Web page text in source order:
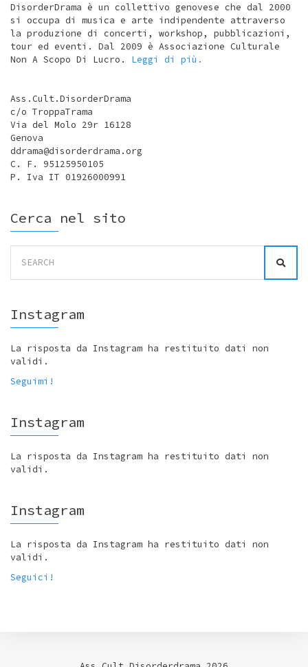
DisorderDrama è un collettivo genovese che dal 2000
si occupa di musica e arte indipendente attraverso
la produzione di concerti, workshop, pubblicazioni,
tour ed eventi. Dal 2009 è Associazione Culturale
Non A Scopo Di Lucro. Leggi di più.
Ass.Cult.DisorderDrama
c/o TroppaTrama
Via del Molo 29r 16128
Genova
ddrama@disorderdrama.org
C. F. 95125950105
P. Iva IT 01926000991
Cerca nel sito
for:
Instagram
La risposta da Instagram ha restituito dati non
validi.
Seguimi!
Instagram
La risposta da Instagram ha restituito dati non
validi.
Instagram
La risposta da Instagram ha restituito dati non
validi.
Seguici!